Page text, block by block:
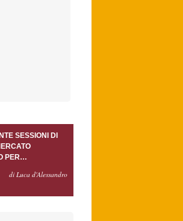
SESSIONI DI
PER
di Luca d'Alessandro